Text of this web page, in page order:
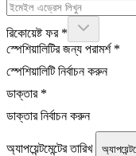
রিকোয়েষ্ট ফর *
স্পেশিয়ালিটির জন্য পরামর্শ *
স্পেশিয়ালিটি নির্বাচন করুন
ডাক্তার *
ডাক্তার নির্বাচন করুন
অ্যাপয়েন্টমেন্টের তারিখ